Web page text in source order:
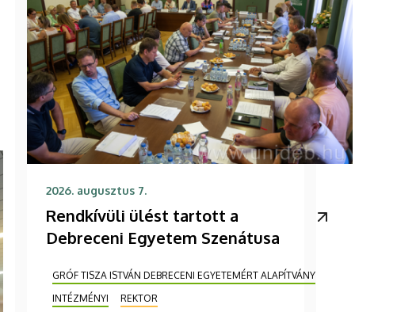
2026. augusztus 7.
Rendkívüli ülést tartott a
Debreceni Egyetem Szenátusa
GRÓF TISZA ISTVÁN DEBRECENI EGYETEMÉRT ALAPÍTVÁNY
INTÉZMÉNYI
REKTOR